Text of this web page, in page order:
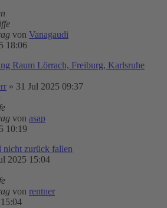
von Vanagaudi
18:06
Raum Lörrach, Freiburg, Karlsruhe
» 31 Jul 2025 09:37
von asap
10:19
nicht zurück fallen
2025 15:04
von rentner